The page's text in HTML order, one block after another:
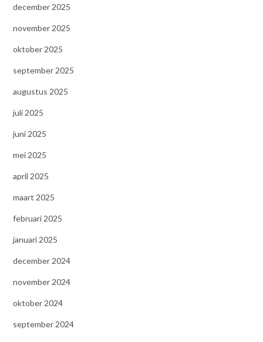
december 2025
november 2025
oktober 2025
september 2025
augustus 2025
juli 2025
juni 2025
mei 2025
april 2025
maart 2025
februari 2025
januari 2025
december 2024
november 2024
oktober 2024
september 2024